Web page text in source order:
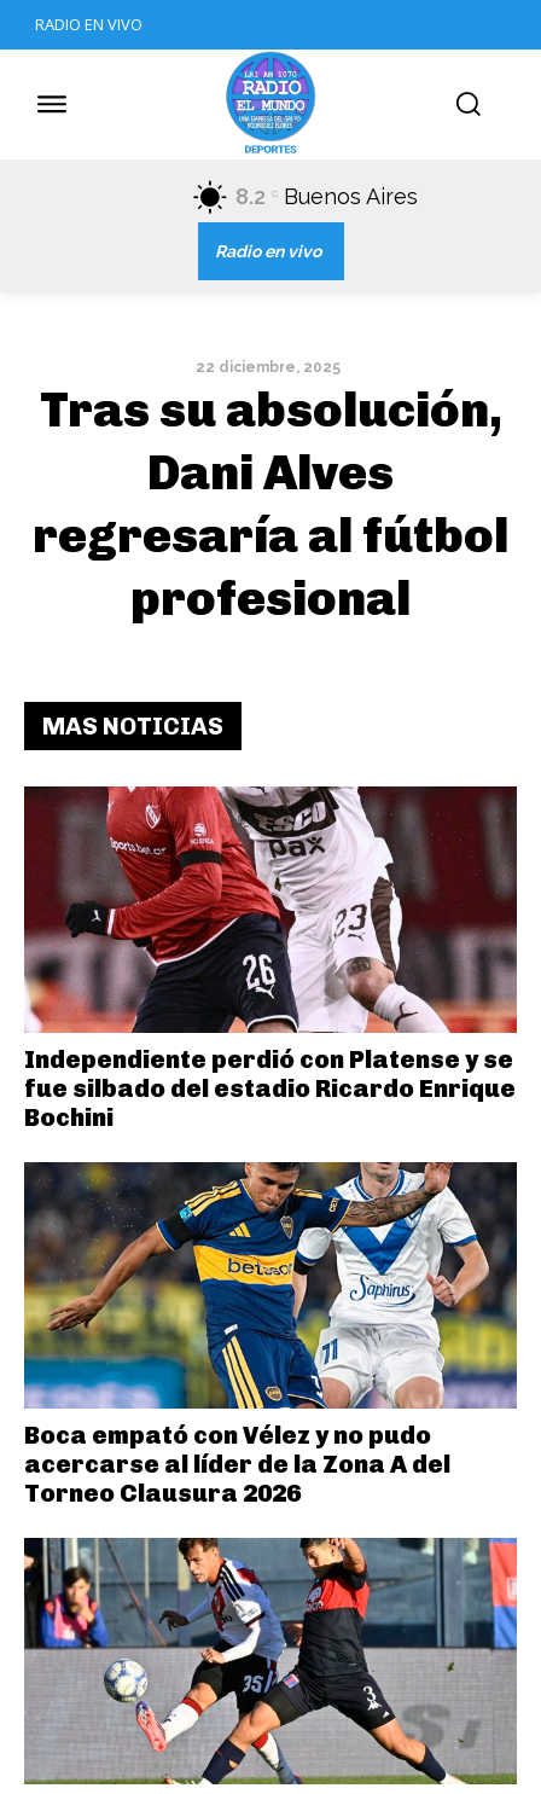
RADIO EN VIVO
8.2 C Buenos Aires
Radio en vivo
22 diciembre, 2025
Tras su absolución,
Dani Alves
regresaría al fútbol
profesional
MAS NOTICIAS
Independiente perdió con Platense y se
fue silbado del estadio Ricardo Enrique
Bochini
Boca empató con Vélez y no pudo
acercarse al líder de la Zona A del
Torneo Clausura 2026